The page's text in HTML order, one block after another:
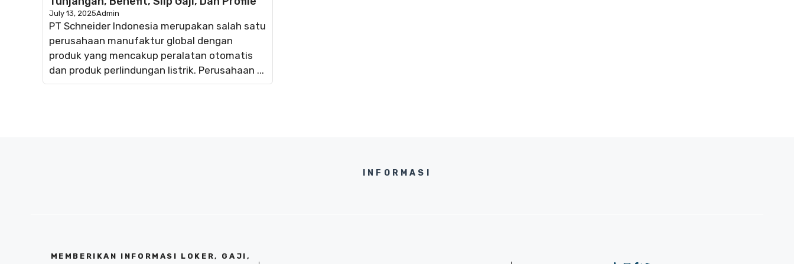
July 13, 2025Admin
PT Schneider Indonesia merupakan salah satu
perusahaan manufaktur global dengan
produk yang mencakup peralatan otomatis
dan produk perlindungan listrik. Perusahaan ...
INFORMASI
MEMBERIKAN INFORMASI LOKER, GAJI,